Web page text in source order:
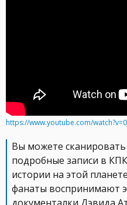
https://www.youtube.com/
Вы можете
подробные записи в
истории на этой
фанаты воспринимают